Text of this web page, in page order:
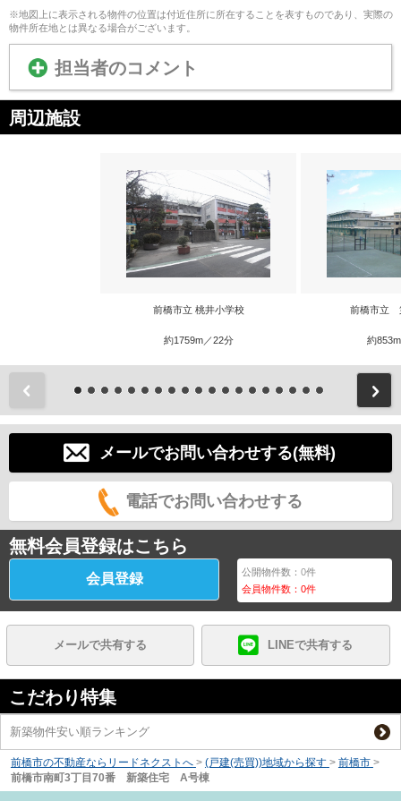
※地図上に表示される物件の位置は付近住所に所在することを表すものであり、実際の
物件所在地とは異なる場合がございます。
担当者のコメント
周辺施設
前橋市立 桃井小学校
約1759m／22分
前橋市立
約
メールでお問い合わせする(無料)
電話でお問い合わせする
無料会員登録はこちら
会員登録 公開物件数：0件
会員物件数：0件
メールで共有する LINEで共有する
こだわり特集
新築物件安い順ランキング
前橋市の不動産ならリードネクストへ > (戸建(売買))地域から探す > 前橋市 >
前橋市南町3丁目70番 新築住宅 A号棟